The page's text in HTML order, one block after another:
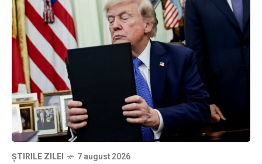
ȘTIRILE ZILEI 7 august 2026